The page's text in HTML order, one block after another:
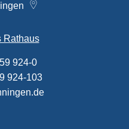
Rathaus
924-0
924-103